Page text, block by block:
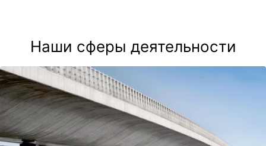
Наши сферы деятельности